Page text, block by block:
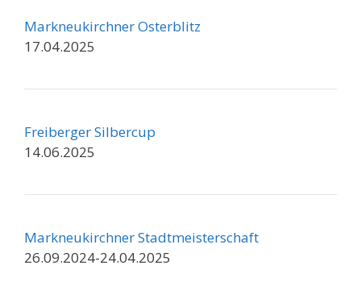
Markneukirchner Osterblitz
17.04.2025
Freiberger Silbercup
14.06.2025
Markneukirchner Stadtmeisterschaft
26.09.2024-24.04.2025